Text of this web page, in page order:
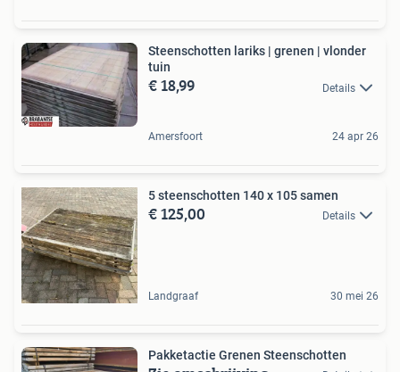
Steenschotten lariks | grenen | vlonder
tuin
€ 18,99 Details
Amersfoort 24 apr 26
5 steenschotten 140 x 105 samen
€ 125,00 Details
Landgraaf 30 mei 26
Pakketactie Grenen Steenschotten